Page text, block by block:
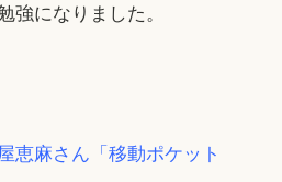
強になりました。
恵麻さん「移動ポケット